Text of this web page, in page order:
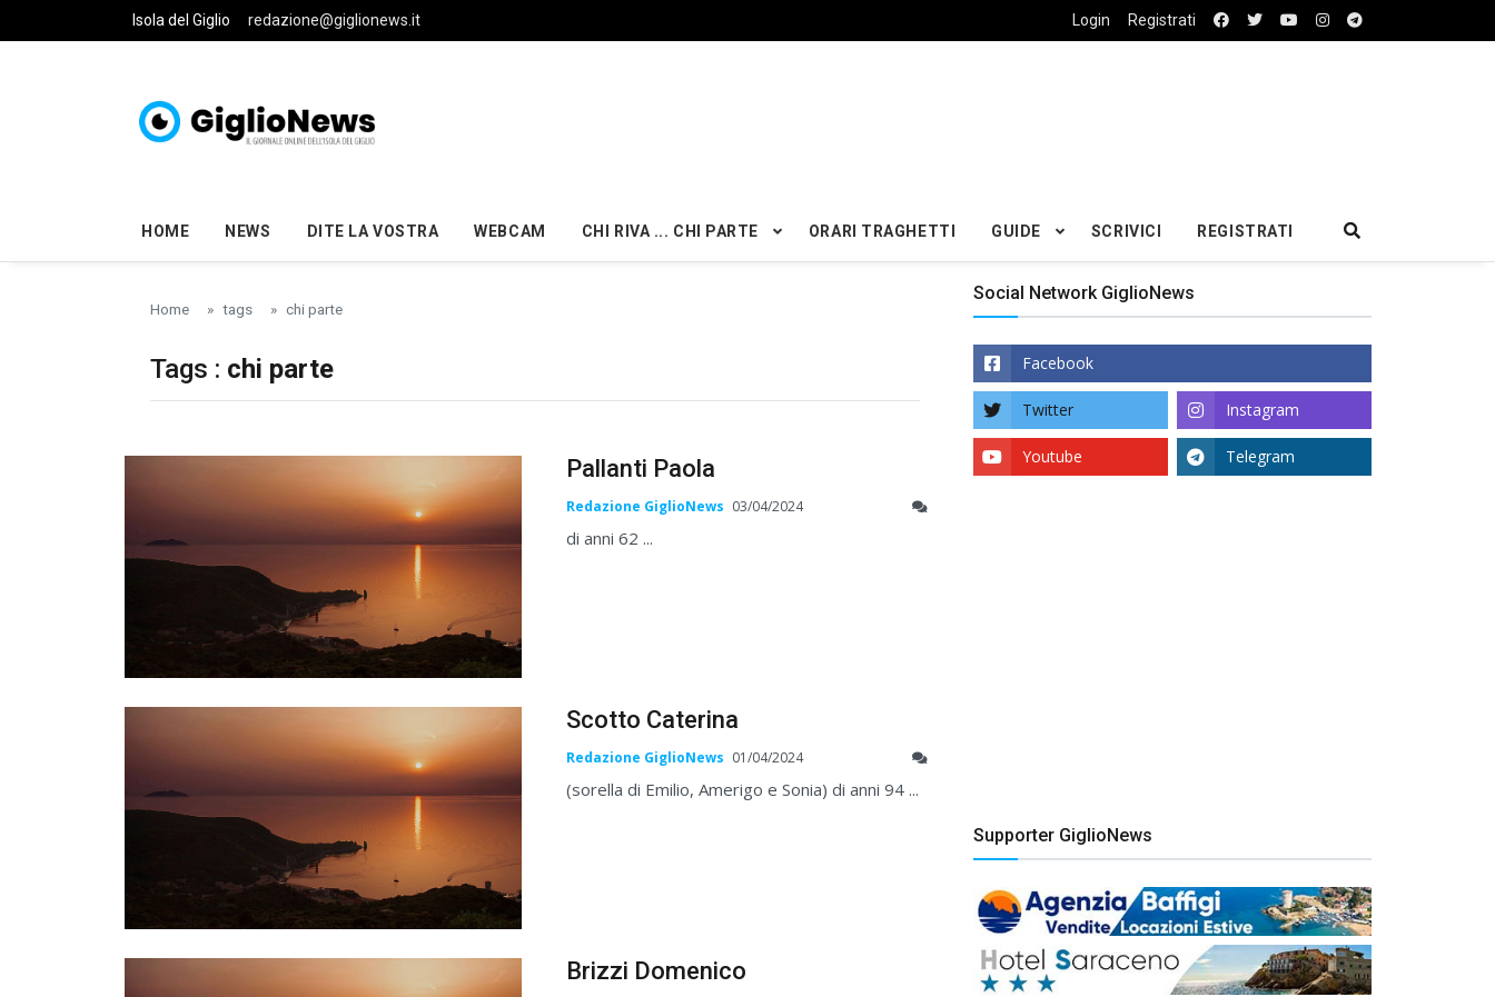
Skip to main content
Isola del Giglio redazione@giglionews.it Login Registrati
HOME NEWS DITE LA VOSTRA WEBCAM CHI RIVA ... CHI PARTE ORARI TRAGHETTI GUIDE SCRIVICI REGISTRATI
Home tags chi parte
Tags : chi parte
Pallanti Paola
Redazione GiglioNews 03/04/2024
di anni 62 ...
Scotto Caterina
Redazione GiglioNews 01/04/2024
(sorella di Emilio, Amerigo e Sonia) di anni 94 ...
Brizzi Domenico
Social Network GiglioNews
Facebook
Twitter Instagram
Youtube Telegram
Supporter GiglioNews